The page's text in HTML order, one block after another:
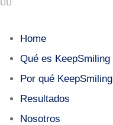
Home
Qué es KeepSmiling
Por qué KeepSmiling
Resultados
Nosotros